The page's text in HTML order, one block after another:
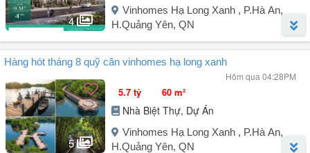
- Chuẩn bị mở bán Chung cư vào cuối tháng 8
4
Vinhomes Hạ Long Xanh , P.Hà An,
H.Quảng Yên, QN
Người đăng: Trần Thị Ánh Nhàn
(20 tin đăng)
Nhà biệt thự tại Vinhomes Global Gate Hạ Long, Phường Tuần
Châu, Hà An, Quảng Ninh với thiết kế 4 tầng, phù hợp cho gia đình
lớn hoặc đầu tư Villa - homestay.
- Gần bãi tắm, gần Vincom.
- Diện tích rộng 162m², không gian thoáng đãng.
- Mặt tiền rộng 9m, thuận lợi cho việc kinh doanh - vận hành
Hàng hót tháng 8 quỹ căn vinhomes hạ long xanh
Hôm qua 04:28PM
5
5.7 tỷ 60 m²
Nhà Biệt Thự, Dự Án
Vinhomes Hạ Long Xanh , P.Hà An,
H.Quảng Yên, QN